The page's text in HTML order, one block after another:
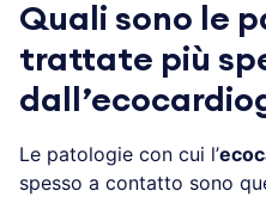
Quali sono le
trattate più
Le patologie con cui l’
spesso a contatto sono